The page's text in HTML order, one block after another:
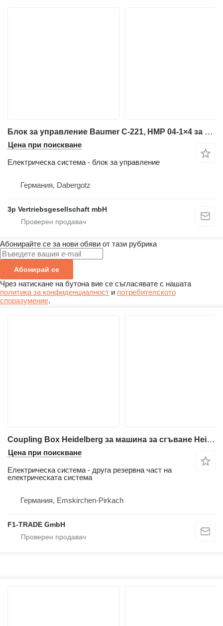
Блок за управление Baumer C-221, HMP 04-1×4 за машина за сгъване
Цена при поискване
Електрическа система - блок за управление
Германия, Dabergotz
3p Vertriebsgesellschaft mbH
Абонирайте се за нови обяви от тази рубрика
Абонирай се
Чрез натискане на бутона вие се съгласявате с нашата
политика за конфиденциалност и потребителското
споразумение.
Coupling Box Heidelberg за машина за сгъване Heidelberg DCT-MCT-DCT
Цена при поискване
Електрическа система - друга резервна част на
електрическата система
Германия, Emskirchen-Pirkach
F1-TRADE GmbH